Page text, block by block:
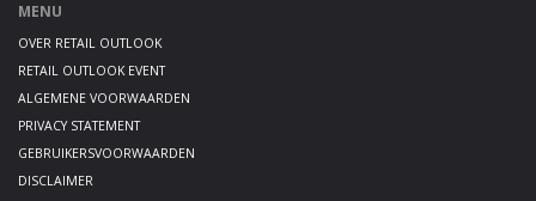
MENU
OVER RETAIL OUTLOOK
RETAIL OUTLOOK EVENT
ALGEMENE VOORWAARDEN
PRIVACY STATEMENT
GEBRUIKERSVOORWAARDEN
DISCLAIMER